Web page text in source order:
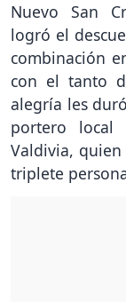
Nuevo San
logró el
combinación
con el tanto
alegría les
portero
Valdivia,
triplete